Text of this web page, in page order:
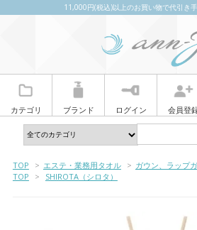
11,000円(税込)以上のお買い物で代引き
カテゴリ ブランド ログイン 会員登
TOP > エステ・業務用タオル > ガウン、ラップ
TOP
> SHIROTA（シロタ）